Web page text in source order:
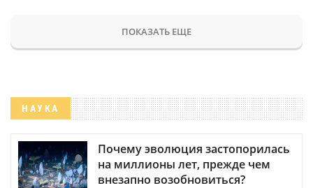
ПОКАЗАТЬ ЕЩЕ
НАУКА
Почему эволюция застопорилась
на миллионы лет, прежде чем
внезапно возобновиться?